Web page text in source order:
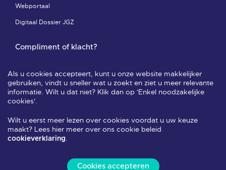
Webportaal
Digitaal Dossier JGZ
Compliment of klacht?
Leveringsvoorwaarden & privacy
Veelgestelde vragen
Volg ons
Als u cookies accepteert, kunt u onze website makkelijker
gebruiken, vindt u sneller wat u zoekt en ziet u meer relevante
informatie. Wilt u dat niet? Klik dan op 'Enkel noodzakelijke
cookies'.
Wilt u eerst meer lezen over cookies voordat u uw keuze
maakt? Lees hier meer over ons cookie beleid
cookieverklaring.
Cookies accepteren